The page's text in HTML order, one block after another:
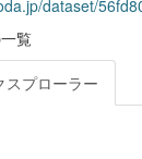
dataset/
覧
スプローラー